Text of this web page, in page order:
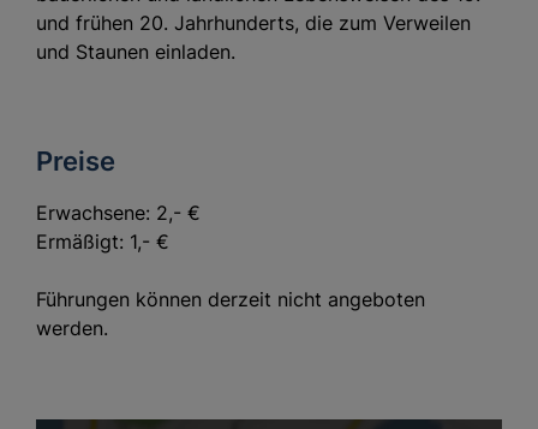
und frühen 20. Jahrhunderts, die zum Verweilen
und Staunen einladen.
Preise
Erwachsene: 2,- €
Ermäßigt: 1,- €
Führungen können derzeit nicht angeboten
werden.